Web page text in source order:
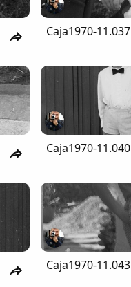
Caja1970-11.037
Caja1970-11.040
Caja1970-11.043